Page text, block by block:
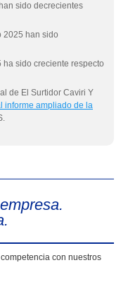
sido decrecientes
2025 han sido
sido creciente respecto
de El Surtidor Caviri Y
informe ampliado de la
con nuestros